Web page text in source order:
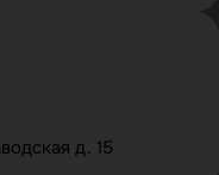
д. 15